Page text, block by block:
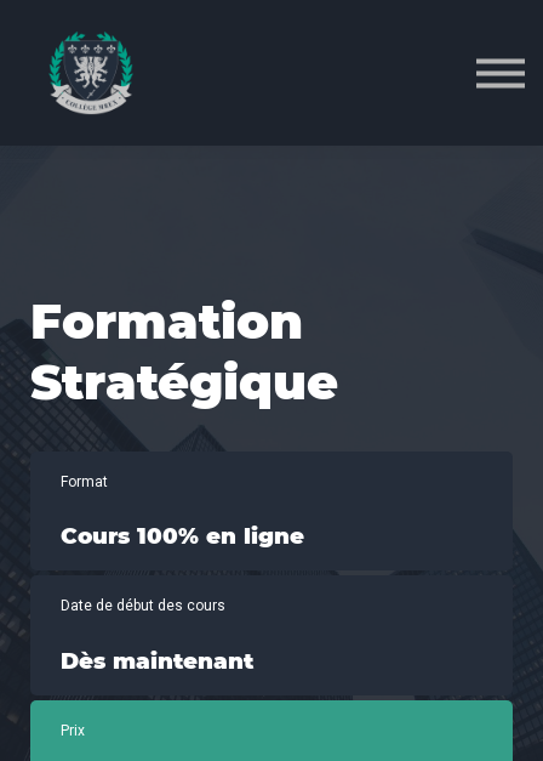
Formation
Stratégique
Format
Cours 100% en ligne
Date de début des cours
Dès maintenant
Prix